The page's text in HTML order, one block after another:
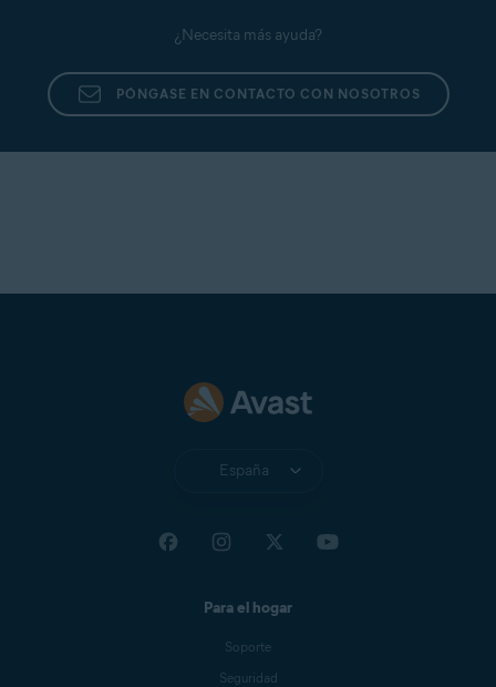
¿Necesita más ayuda?
PÓNGASE EN CONTACTO CON NOSOTROS
España
Para el hogar
Soporte
Seguridad